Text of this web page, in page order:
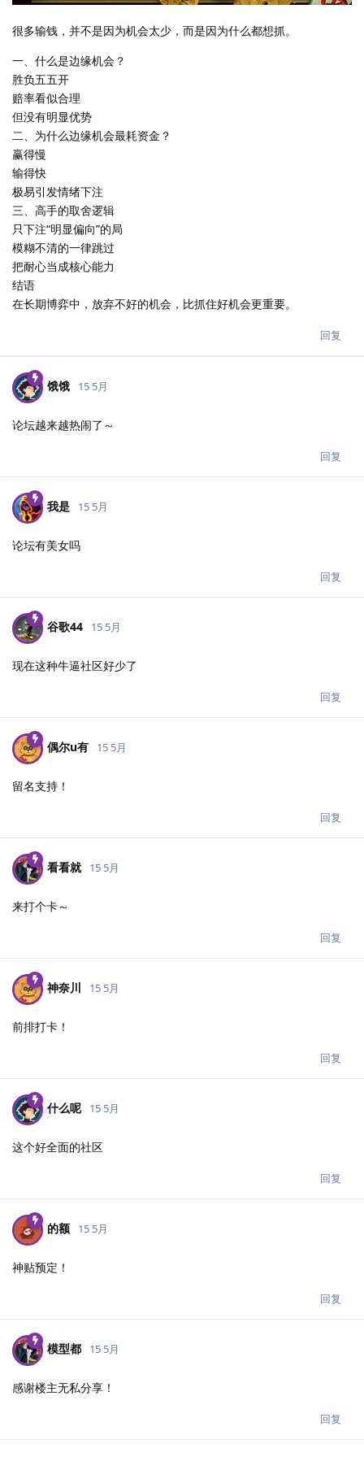
很多输钱，并不是因为机会太少，而是因为什么都想抓。
一、什么是边缘机会？
胜负五五开
赔率看似合理
但没有明显优势
二、为什么边缘机会最耗资金？
赢得慢
输得快
极易引发情绪下注
三、高手的取舍逻辑
只下注“明显偏向”的局
模糊不清的一律跳过
把耐心当成核心能力
结语
在长期博弈中，放弃不好的机会，比抓住好机会更重要。
回复
饿饿 15 5月
论坛越来越热闹了～
回复
我是 15 5月
论坛有美女吗
回复
谷歌44 15 5月
现在这种牛逼社区好少了
回复
偶尔u有 15 5月
留名支持！
回复
看看就 15 5月
来打个卡～
回复
神奈川 15 5月
前排打卡！
回复
什么呢 15 5月
这个好全面的社区
回复
的额 15 5月
神贴预定！
回复
模型都 15 5月
感谢楼主无私分享！
回复